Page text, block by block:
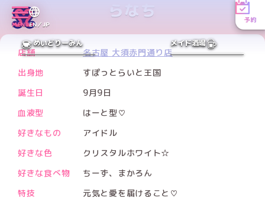
MENUEN／JP
予約
めいどりーみん メイド酒場
らなち
PREV
NEXT
店舗
名古屋 大須赤門通り店
出身地
すぽっとらいと王国
誕生日
9月9日
血液型
はーと型♡
好きなもの
アイドル
好きな色
クリスタルホワイト☆
好きな食べ物
ちーず、まかろん
特技
元気と愛を届けること♡